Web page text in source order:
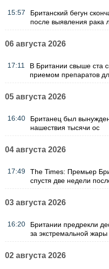
15:57
Британский бегун
после выявления рака
06 августа 2026
17:11
В Британии свыше ста
приемом препаратов
05 августа 2026
16:40
Британец был
нашествия тысячи ос
04 августа 2026
17:49
The Times: Премьер
спустя две недели
03 августа 2026
16:20
Британии предрекли
за экстремальной жары
02 августа 2026